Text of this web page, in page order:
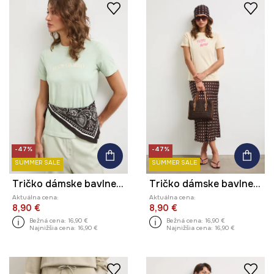
-47%
SUMMER SALE
Tričko dámske bavlnené s potlačou
Aktuálna cena:
8,90 €
Bežná cena: 16,90 €
Najnižšia cena: 16,90 €
-47%
SUMMER SALE
Tričko dámske bavlnené s potlačou
Aktuálna cena:
8,90 €
Bežná cena: 16,90 €
Najnižšia cena: 16,90 €